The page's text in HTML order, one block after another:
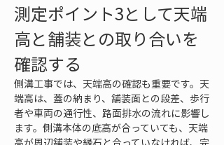
測定ポイント3として天端
高と舗装との取り合いを
確認する
側溝工事では、天端高の確認も重要です。天
端高は、蓋の納まり、舗装面との段差、歩行
者や車両の通行性、路面排水の流れに影響し
ます。側溝本体の底高が合っていても、天端
高が周辺舗装や縁石と合っていなければ、完